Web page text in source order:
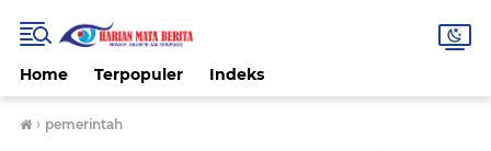
Home Terpopuler Indeks
› pemerintah